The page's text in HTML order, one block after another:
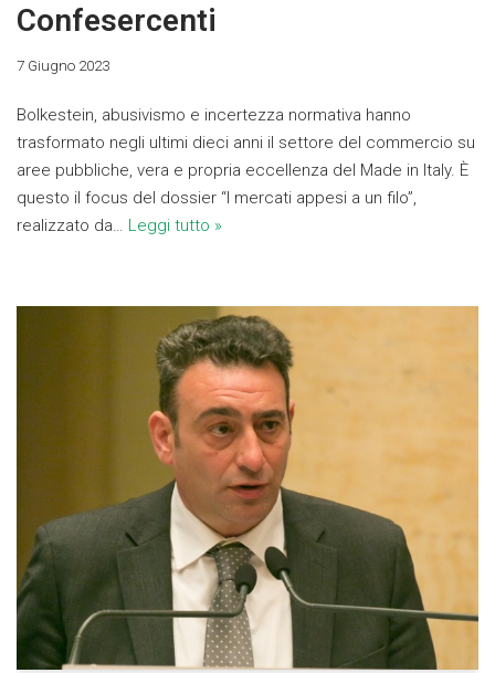
Confesercenti
7 Giugno 2023
Bolkestein, abusivismo e incertezza normativa hanno
trasformato negli ultimi dieci anni il settore del commercio su
aree pubbliche, vera e propria eccellenza del Made in Italy. È
questo il focus del dossier “I mercati appesi a un filo”,
realizzato da… Leggi tutto »